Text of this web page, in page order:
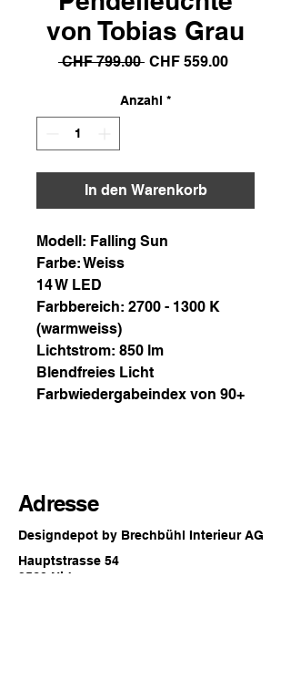
von Tobias Grau
CHF 799.00 Standardpreis
CHF 559.00Sale-
Anzahl *
In den Warenkorb
Modell: Falling Sun
Farbe: Weiss
14 W LED
Farbbereich: 2700 - 1300 K
(warmweiss)
Lichtstrom: 850 lm
Blendfreies Licht
Farbwiedergabeindex von 90+
Adresse
Designdepot by Brechbühl Interieur AG
Hauptstrasse 54
2560 Nidau